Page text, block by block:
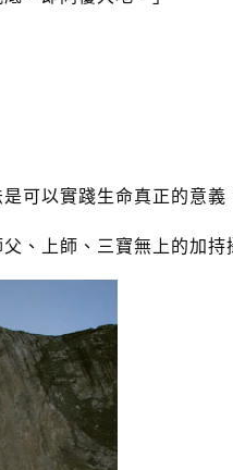
可以實踐生命真正的意義
、上師、三寶無上的加持